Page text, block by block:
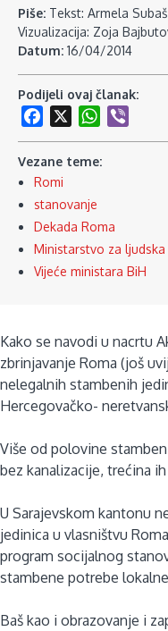
Piše: Tekst: Armela
Vizualizacija: Zoja
Datum: 16/04/2014
Podijeli ovaj članak:
Facebook
WhatsApp
Vezane teme:
Romi
stanovanje
Dekada Roma
Ministarstvo za
Vijeće ministara BiH
Kako se navodi u nacrtu
zbrinjavanje Roma (još
nelegalnih stambenih
Hercegovačko-
Više od polovine
bez kanalizacije, trećina
U Sarajevskom kantonu
jedinica u vlasništvu
program socijalnog
stambene potrebe
Baš kao i obrazovanje i